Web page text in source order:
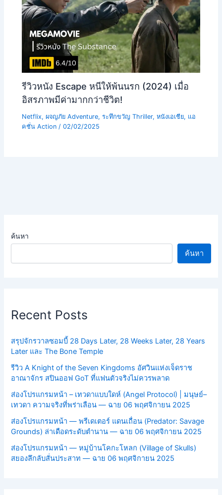
รีวิวหนัง Escape หนีให้พ้นนรก (2024) เมื่อ
อิสรภาพมีค่ามากกว่าชีวิต!
Netflix,ผจญภัย Adventure,ระทึกขวัญ Thriller,หนังเอเชีย, แอ
คชั่น Action /02/02/2025
ค้นหา
ค้นหา
Recent Posts
สรุปจักรวาลซอมบี้ 28 Days Later, 28 Weeks Later, 28 Years
Later และ The Bone Temple
รีวิว A Knight of the Seven Kingdoms อัศวินแห่งเจ็ดราช
อาณาจักร สปินออฟ GoT ที่แฟนตัวจริงไม่ควรพลาด
ส่องโปรแกรมหน้า – เทวดาแบบใดห์ (Angel Protocol) | มนุษย์–
เทวดา ความจริงที่พร่าเลือน — ฉาย 06 พฤศจิกายน 2025
ส่องโปรแกรมหน้า — พรีเดเตอร์ แดนเถื่อน (Predator: Savage
Grounds) ล่าเดือดระดับตำนาน — ฉาย 06 พฤศจิกายน 2025
ส่องโปรแกรมหน้า — หมู่บ้านโคกะโหลก (Village of Skulls)
สยองลึกลับสั่นประสาท — ฉาย 06 พฤศจิกายน 2025